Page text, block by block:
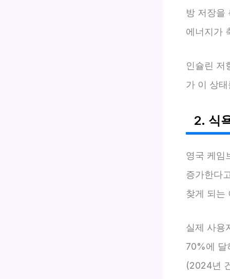
방 저장을
에너지가
인슐린 저
가 이 상
2. 식
영국 케임
증가한다
찾게 되는
실제 사용
70%에 달
(2024년